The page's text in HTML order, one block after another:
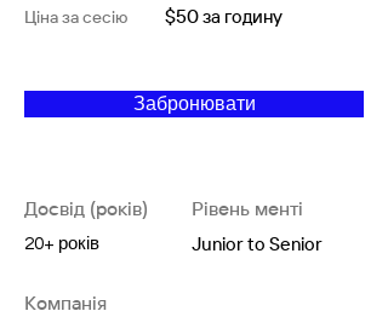
Ціна за сесію
$50 за годину
Забронювати
Досвід (років)
20+ років
Рівень менті
Junior to Senior
Компанія